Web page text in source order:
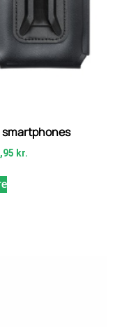
smartphones
kr.